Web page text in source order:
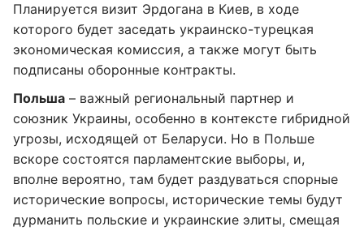
Планируется визит Эрдогана в Киев, в ходе
которого будет заседать украинско-турецкая
экономическая комиссия, а также могут быть
подписаны оборонные контракты.
Польша – важный региональный партнер и
союзник Украины, особенно в контексте гибридной
угрозы, исходящей от Беларуси. Но в Польше
вскоре состоятся парламентские выборы, и,
вполне вероятно, там будет раздуваться спорные
исторические вопросы, исторические темы будут
дурманить польские и украинские элиты, смещая